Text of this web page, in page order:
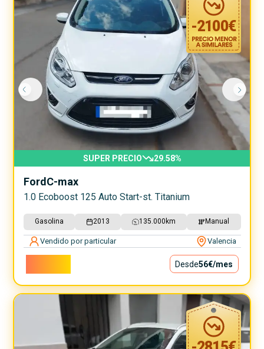
-2100€
SUPER PRECIO 29.58%
FordC-max
1.0 Ecoboost 125 Auto Start-st. Titanium
Gasolina 2013 135.000 km Manual
Vendido por particular Valencia
Desde56€/mes